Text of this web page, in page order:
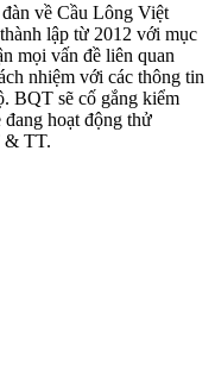
về Cầu Lông Việt
lập từ 2012 với mục
mọi vấn đề liên quan
nhiệm với các thông tin
BQT sẽ cố gắng kiểm
đang hoạt động thử
& TT.